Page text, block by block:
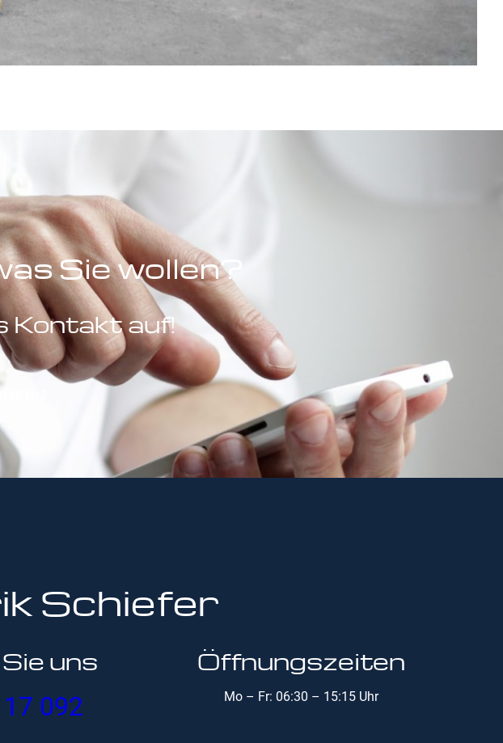
Sie wollen?
Kontakt auf!
?
Schiefer
uns
092
Öffnungszeiten
Mo – Fr: 06:30 – 15:15 Uhr